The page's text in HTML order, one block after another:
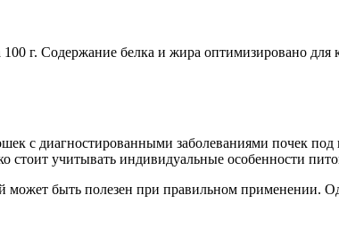
г. Содержание белка и жира оптимизировано
с диагностированными заболеваниями почек
учитывать индивидуальные особенности
может быть полезен при правильном применении.